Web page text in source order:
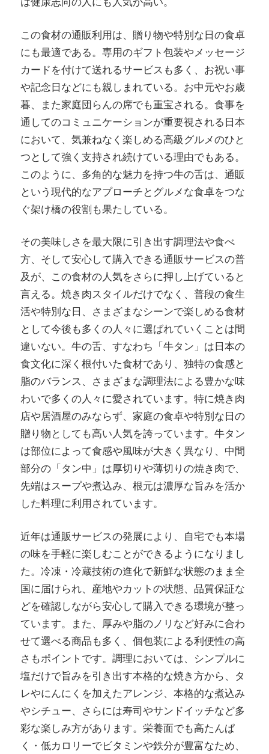
この食材の通販利用は、贈り物や特別な日の食卓
にも最適である。専用のギフト包装やメッセージ
カードを付けて送れるサービスも多く、お祝い事
や記念日などにも親しまれている。お中元やお歳
暮、また家庭団らんの席でも重宝される。食事を
通してのコミュニケーションが重要視される日本
において、気兼ねなく楽しめる高級グルメのひと
つとして強く支持され続けている理由でもある。
このように、多角的な魅力を持つ牛の舌は、通販
という現代的なアプローチとグルメな食卓をつな
ぐ架け橋の役割も果たしている。
その美味しさを最大限に引き出す調理法や食べ
方、そして安心して購入できる通販サービスの普
及が、この食材の人気をさらに押し上げていると
言える。焼き肉スタイルだけでなく、普段の食生
活や特別な日、さまざまなシーンで楽しめる食材
として今後も多くの人々に選ばれていくことは間
違いない。牛の舌、すなわち「牛タン」は日本の
食文化に深く根付いた食材であり、独特の食感と
脂のバランス、さまざまな調理法による豊かな味
わいで多くの人々に愛されています。特に焼き肉
店や居酒屋のみならず、家庭の食卓や特別な日の
贈り物としても高い人気を誇っています。牛タン
は部位によって食感や風味が大きく異なり、中間
部分の「タン中」は厚切りや薄切りの焼き肉で、
先端はスープや煮込み、根元は濃厚な旨みを活か
した料理に利用されています。
近年は通販サービスの発展により、自宅でも本場
の味を手軽に楽しむことができるようになりまし
た。冷凍・冷蔵技術の進化で新鮮な状態のまま全
国に届けられ、産地やカットの状態、品質保証な
どを確認しながら安心して購入できる環境が整っ
ています。また、厚みや脂のノリなど好みに合わ
せて選べる商品も多く、個包装による利便性の高
さもポイントです。調理においては、シンプルに
塩だけで旨みを引き出す本格的な焼き方から、タ
レやにんにくを加えたアレンジ、本格的な煮込み
やシチュー、さらには寿司やサンドイッチなど多
彩な楽しみ方があります。栄養面でも高たんぱ
く・低カロリーでビタミンや鉄分が豊富なため、